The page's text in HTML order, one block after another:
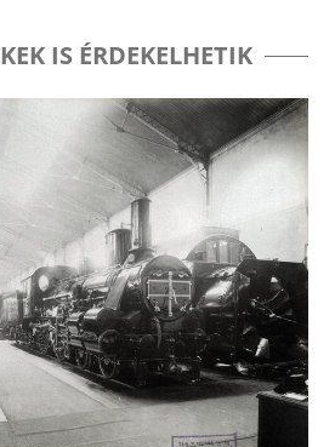
IS ÉRDEKELHETIK